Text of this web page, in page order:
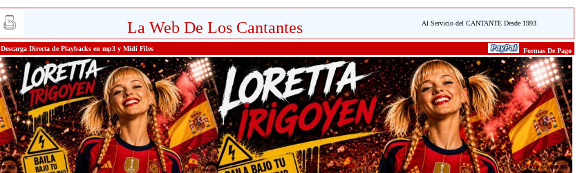
La Web De Los Cantantes Al Servicio del CANTANTE Desde 1993
Descarga Directa de Playbacks en mp3 y Midi Files Formas De Pago